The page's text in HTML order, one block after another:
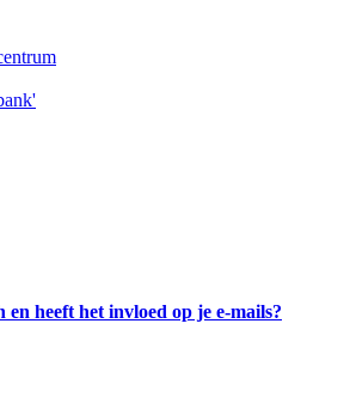
heeft het invloed op je e-mails?